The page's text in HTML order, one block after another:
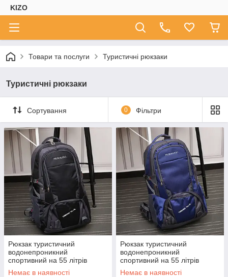
KIZO
Товари та послуги Туристичні рюкзаки
Туристичні рюкзаки
Сортування 0 Фільтри
Рюкзак туристичний
водонепроникний
спортивний на 55 літрів
Alpina Black
Немає в наявності
Рюкзак туристичний
водонепроникний
спортивний на 55 літрів
Alpina Blue
Немає в наявності